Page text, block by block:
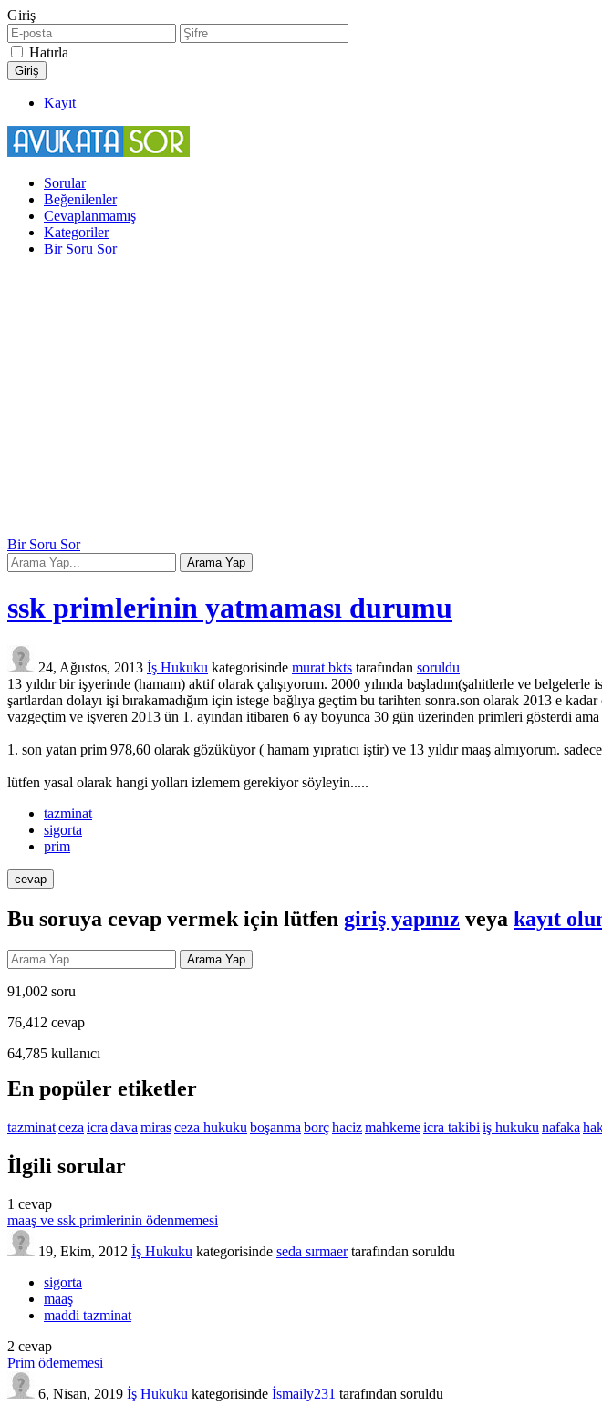
Giriş
Hatırla
Kayıt
Sorular
Beğenilenler
Cevaplanmamış
Kategoriler
Bir Soru Sor
Bir Soru Sor
ssk primlerinin yatmaması durumu
24, Ağustos, 2013 İş Hukuku kategorisinde murat bkts tarafından soruldu
13 yıldır bir işyerinde (hamam) aktif olarak çalışıyorum. 2000 yılında başladım(şahitlerle ve
şartlardan dolayı işi bırakamadığım için istege bağlıya geçtim bu tarihten sonra.son olarak 2013 e
vazgeçtim ve işveren 2013 ün 1. ayından itibaren 6 ay boyunca 30 gün üzerinden primleri gösterdi
1. son yatan prim 978,60 olarak gözüküyor ( hamam yıpratıcı iştir) ve 13 yıldır maaş almıyorum.
lütfen yasal olarak hangi yolları izlemem gerekiyor söyleyin.....
tazminat
sigorta
prim
Bu soruya cevap vermek için lütfen giriş yapınız veya kayıt
91,002 soru
76,412 cevap
64,785 kullanıcı
En popüler etiketler
tazminatceza icra dava mirasceza hukuku boşanma borçhacizmahkemeicra takibi iş hukuku nafaka
İlgili sorular
1 cevap
maaş ve ssk primlerinin ödenmemesi
19, Ekim, 2012 İş Hukuku kategorisinde seda sırmaer tarafından soruldu
sigorta
maaş
maddi tazminat
2 cevap
Prim ödememesi
6, Nisan, 2019 İş Hukuku kategorisinde İsmaily231 tarafından soruldu